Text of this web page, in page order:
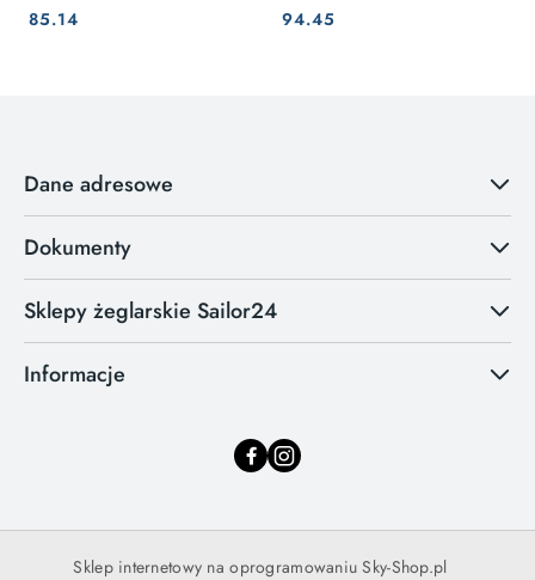
Cena:
Cena:
85.14 Cena:
Cena:
94.45
Dane adresowe
Dokumenty
Sklepy żeglarskie Sailor24
Informacje
Sklep internetowy na oprogramowaniu Sky-Shop.pl